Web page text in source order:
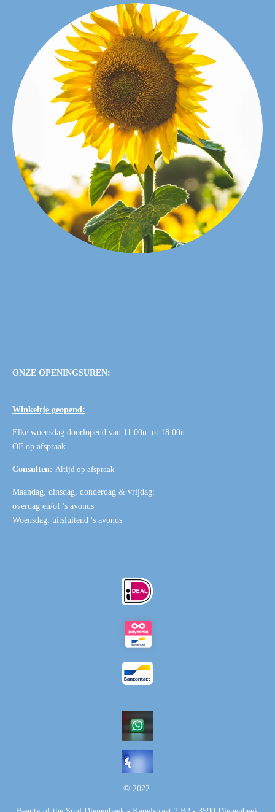
ONZE OPENINGSUREN:
Winkeltje geopend:
Elke woensdag doorlopend van 11:00u tot 18:00u
OF op afspraak.
Consulten: Altijd op afspraak
Maandag, dinsdag, donderdag & vrijdag:
overdag en/of 's avonds
Woensdag: uitsluitend 's avonds
© 2022